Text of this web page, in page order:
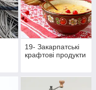
19- Закарпатські
крафтові продукти